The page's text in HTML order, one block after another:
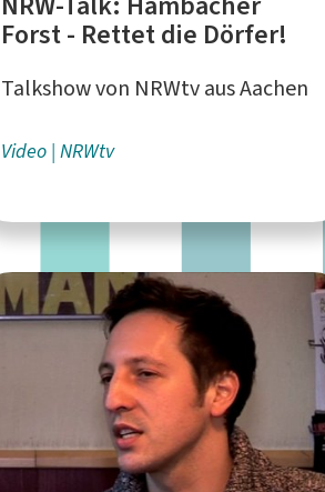
Forst - Rettet die Dörfer!
Talkshow von NRWtv aus Aachen
Video NRWtv